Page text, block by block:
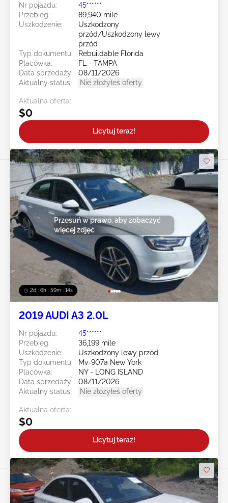
Nr pojazdu:
45******
Przebieg:
89,940 mile
Uszkodzenie:
Uszkodzony
przód/Uszkodzony lewy
przód
Typ dokumentu:
Rebuildable Florida
Placówka:
FL - TAMPA
Data sprzedaży:
08/11/2026
Aktualny status:
Nie złożyłeś oferty
Aktualna oferta:
$0
Licytuj teraz!
2d : 6h : 59m : 11s
Przesuń w prawo, aby zobaczyć
więcej zdjęć
2019 AUDI A3 2.0L
Nr pojazdu:
45******
Przebieg:
36,199 mile
Uszkodzenie:
Uszkodzony lewy przód
Typ dokumentu:
Mv-907a New York
Placówka:
NY - LONG ISLAND
Data sprzedaży:
08/11/2026
Aktualny status:
Nie złożyłeś oferty
Aktualna oferta:
$0
Licytuj teraz!